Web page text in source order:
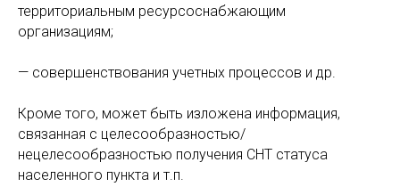
территориальным ресурсоснабжающим
организациям;
— совершенствования учетных процессов и др.
Кроме того, может быть изложена информация,
связанная с целесообразностью/
нецелесообразностью получения СНТ статуса
населенного пункта и т.п.